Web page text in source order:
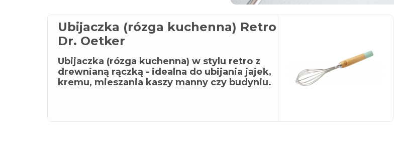
Ubijaczka (rózga kuchenna) Retro
Dr. Oetker
Ubijaczka (rózga kuchenna) w stylu retro z
drewnianą rączką - idealna do ubijania jajek,
kremu, mieszania kaszy manny czy budyniu.